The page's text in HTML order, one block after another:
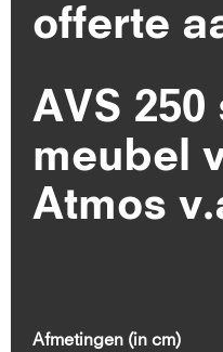
offerte
AVS
meubel
Atmos
Afmetingen (in cm)